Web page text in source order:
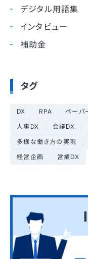
デジタル用語集
インタビュー
補助金
タグ
DX RPA ペーパ
人事DX
会議DX
多様な働き方の実現
経営企画
営業DX